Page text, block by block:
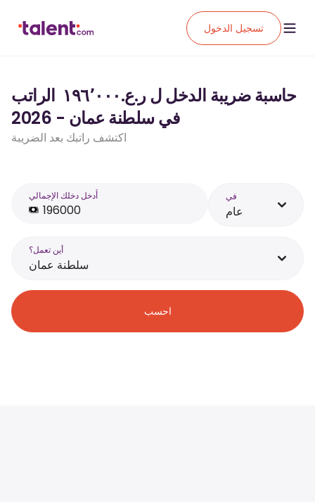
تسجيل الدخول
حاسبة ضريبة الدخل ل ر.ع.‏١٩٦٬٠٠٠ ‏ الراتب
في سلطنة عمان - 2026
اكتشف راتبك بعد الضريبة
أَدخل دخلك الإجمالي في
عام
أين تعمل؟
سلطنة عمان
احسب